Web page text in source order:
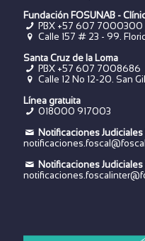
Fundación FOSUNAB -
PBX +57 607 7000300
Calle 157 # 23 - 99.
Santa Cruz de la Loma
PBX +57 607 7008686
Calle 12 No 12-20. San
Línea gratuita
018000 917003
Notificaciones Judiciales
Notificaciones